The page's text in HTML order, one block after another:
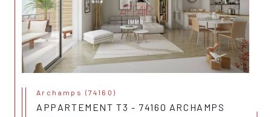
Archamps (74160)
APPARTEMENT T3 - 74160 ARCHAMPS